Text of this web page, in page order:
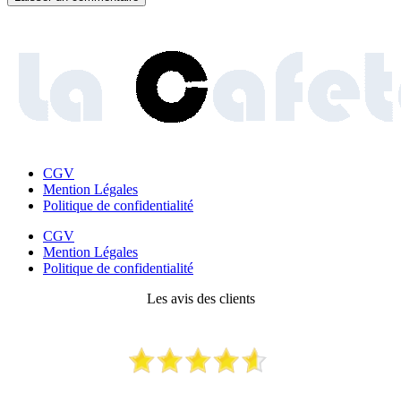
CGV
Mention Légales
Politique de confidentialité
CGV
Mention Légales
Politique de confidentialité
Les avis des clients